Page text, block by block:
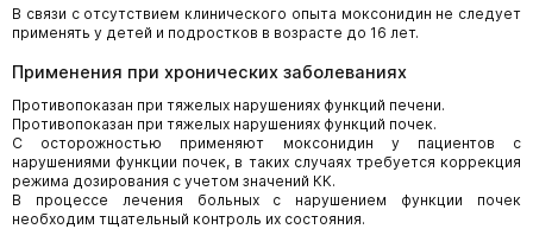
В связи с отсутствием клинического опыта моксонидин не следует
применять у детей и подростков в возрасте до 16 лет.
Применения при хронических заболеваниях
Противопоказан при тяжелых нарушениях функций печени.
Противопоказан при тяжелых нарушениях функций почек.
С осторожностью применяют моксонидин у пациентов с
нарушениями функции почек, в таких случаях требуется коррекция
режима дозирования с учетом значений КК.
В процессе лечения больных с нарушением функции почек
необходим тщательный контроль их состояния.